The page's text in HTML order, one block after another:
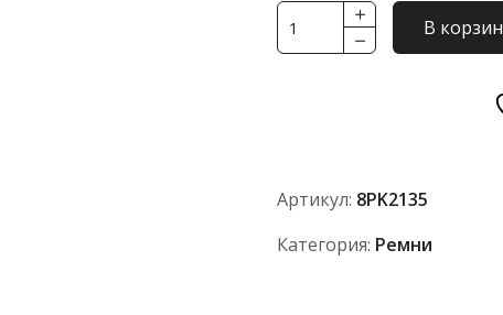
Количество
товара
В
Артикул: 8PK2135
Категория: Ремни